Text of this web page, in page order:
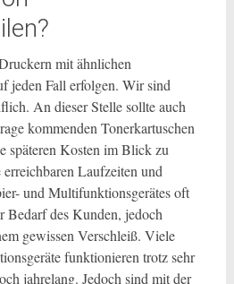
mit ähnlichen
jeden Fall erfolgen. Wir sind
An dieser Stelle sollte auch
kommenden Tonerkartuschen
späteren Kosten im Blick zu
Laufzeiten und
und Multifunktionsgerätes oft
Bedarf des Kunden, jedoch
gewissen Verschleiß. Viele
funktionieren trotz sehr
jahrelang. Jedoch sind mit der